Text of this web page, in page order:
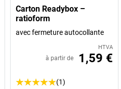
Carton Readybox –
ratioform
avec fermeture autocollante
HTVA
à partir de 1,59 €
(1)